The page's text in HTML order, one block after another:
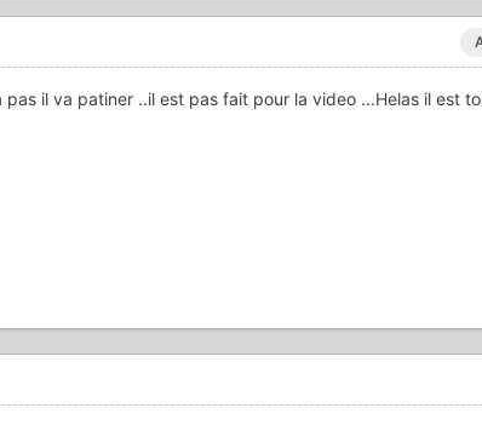
il va patiner ..il est pas fait pour la video ...Helas il est